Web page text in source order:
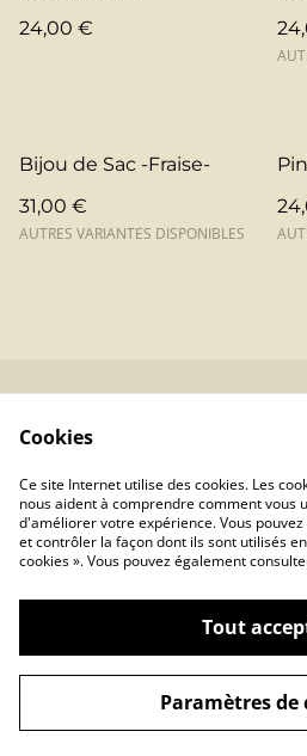
24,00 €
Bijou de Sac -Fraise-
31,00 €
AUTRES VARIANTES DISPONIBLES
Générales
Cookies
©2026L'Angélique -Cuir &
Cookies
Ce site Internet utilise des cookies. Les
nous aident à comprendre comment vous
d'améliorer votre expérience. Vous
et contrôler la façon dont ils sont utilisés
cookies ». Vous pouvez également
Tout
Paramètres de